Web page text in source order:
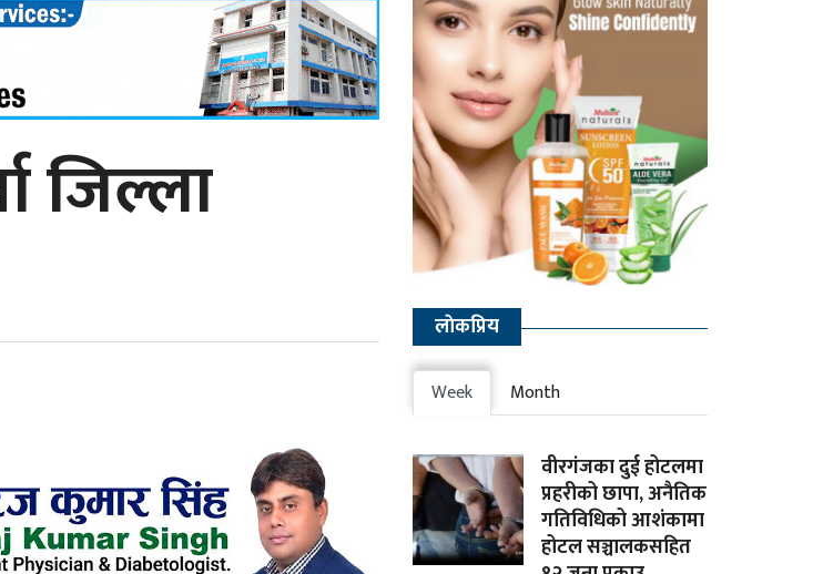
जिल्ला
लाेकप्रिय
Week Month
वीरगंजका दुई होटलमा
प्रहरीको छापा, अनैतिक
गतिविधिको आशंकामा
होटल सञ्चालकसहित